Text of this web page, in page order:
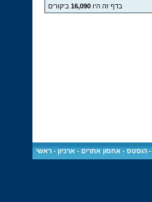
בדף זה היו16,090 ביקורים
-הוסטס - אחסון אתרים - ארכיון -ראשי